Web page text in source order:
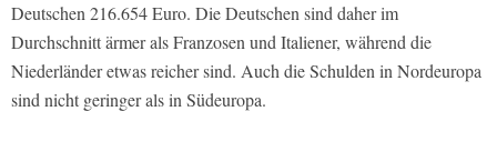
Deutschen 216.654 Euro. Die Deutschen sind daher im
Durchschnitt ärmer als Franzosen und Italiener, während die
Niederländer etwas reicher sind. Auch die Schulden in Nordeuropa
sind nicht geringer als in Südeuropa.